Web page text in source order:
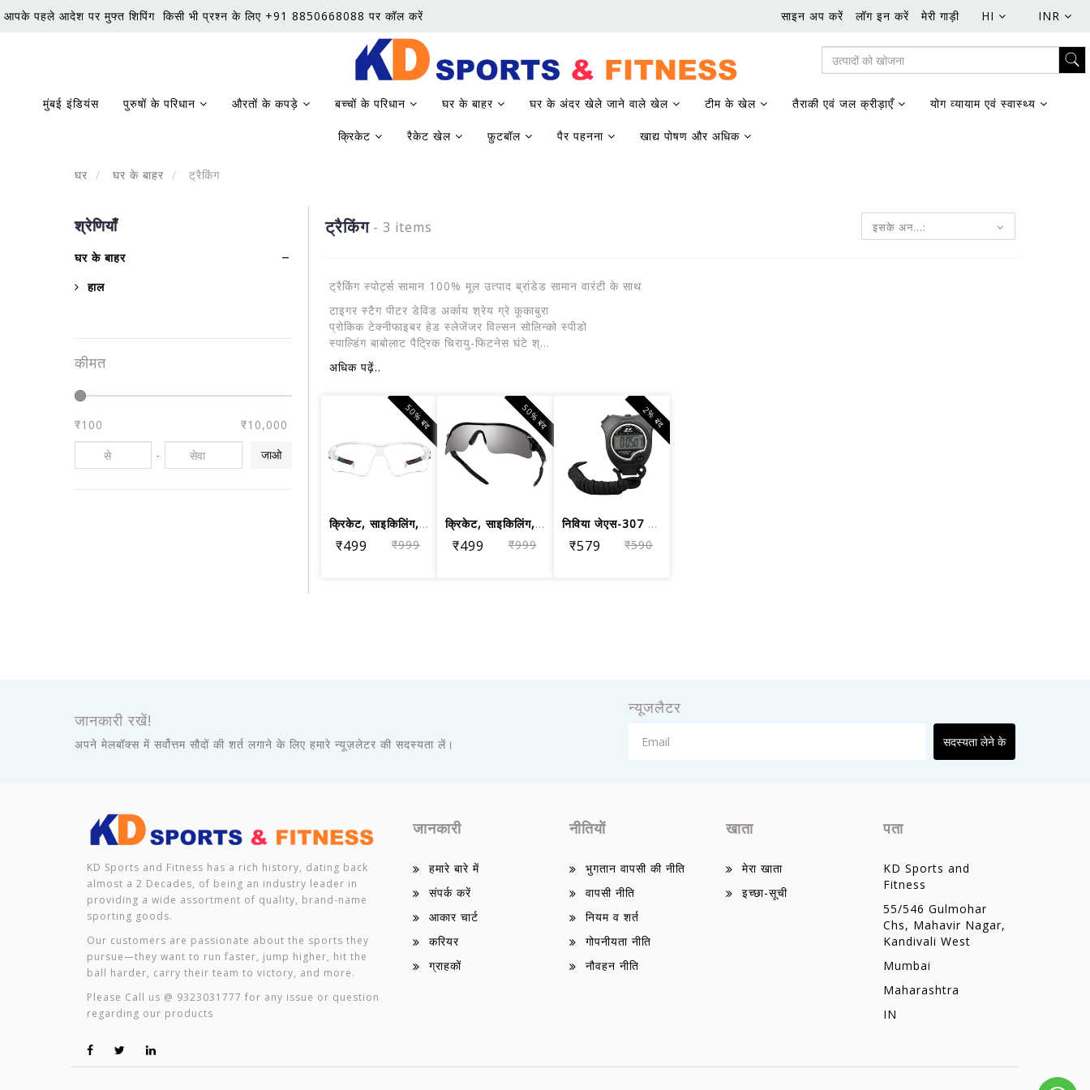
आपके पहले आदेश पर मुफ्त शिपिंग किसी भी प्रश्न के लिए +91 8850668088 पर कॉल करें साइन अप करें लॉग इन करें मेरी गाड़ी HI INR
मुंबई इंडियंस पुरुषों के परिधान औरतों के कपड़े बच्चों के परिधान घर के बाहर घर के अंदर खेले जाने वाले खेल टीम के खेल तैराकी एवं जल क्रीड़ाएँ योग व्यायाम एवं स्वास्थ्य
क्रिकेट रैकेट खेल फ़ुटबॉल पैर पहनना खाद्य पोषण और अधिक
घर घर के बाहर ट्रैकिंग
श्रेणियाँ
घर के बाहर
हाल
कीमत
₹100
₹10,000
-
जाओ
ट्रैकिंग - 3 items इसके अन...:
ट्रैकिंग स्पोर्ट्स सामान 100% मूल उत्पाद ब्रांडेड सामान वारंटी के साथ
टाइगर स्टैग पीटर डेविड अर्काय श्रेय ग्रे कूकाबुरा
प्रोकिक टेक्नीफाइबर हेड स्लेजेंजर विल्सन सोलिन्को स्पीडो
स्पाल्डिंग बाबोलाट पैट्रिक चिरायु-फिटनेस घंटे श्...
अधिक पढ़ें..
क्रिकेट, साइकिलिंग, रेसिंग, चढ़ाई, गो...
₹499 ₹999
50% बंद
क्रिकेट, साइकिलिंग, रेसिंग, चढ़ाई, गो...
₹499 ₹999
50% बंद
निविया जेएस-307 डिजिटल स्टॉप वॉच
₹579 ₹590
2% बंद
जानकारी रखें!
अपने मेलबॉक्स में सर्वोत्तम सौदों की शर्त लगाने के लिए हमारे न्यूज़लेटर की सदस्यता लें।
न्यूजलैटर
सदस्यता लेने के
KD Sports and Fitness has a rich history, dating back
almost a 2 Decades, of being an industry leader in
providing a wide assortment of quality, brand-name
sporting goods.
Our customers are passionate about the sports they
pursue—they want to run faster, jump higher, hit the
ball harder, carry their team to victory, and more.
Please Call us @ 9323031777 for any issue or question
regarding our products
जानकारी
हमारे बारे में
संपर्क करें
आकार चार्ट
करियर
ग्राहकों
नीतियों
भुगतान वापसी की नीति
वापसी नीति
नियम व शर्त
गोपनीयता नीति
नौवहन नीति
खाता
मेरा खाता
इच्छा-सूची
पता
KD Sports and
Fitness
55/546 Gulmohar
Chs, Mahavir Nagar,
Kandivali West
Mumbai
Maharashtra
IN